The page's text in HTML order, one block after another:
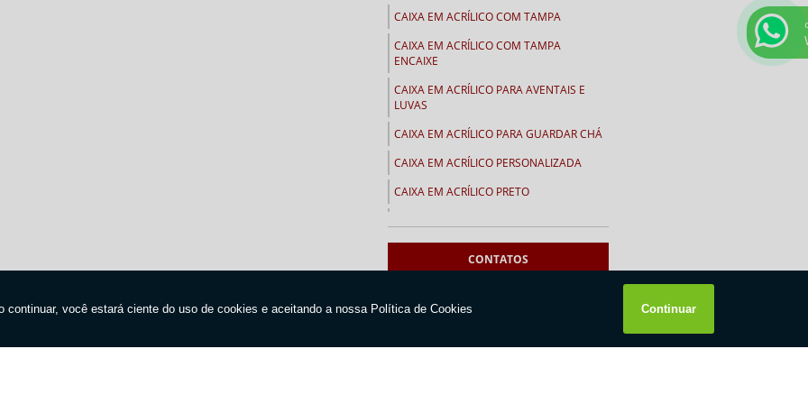
CAIXA EM ACRÍLICO COM TAMPA
CAIXA EM ACRÍLICO COM TAMPA
ENCAIXE
CAIXA EM ACRÍLICO PARA AVENTAIS E
LUVAS
CAIXA EM ACRÍLICO PARA GUARDAR CHÁ
CAIXA EM ACRÍLICO PERSONALIZADA
CAIXA EM ACRÍLICO PRETO
CALENDÁRIO CEMA
CONTATOS